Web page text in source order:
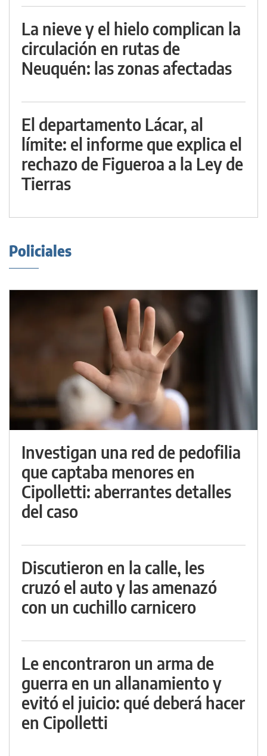
La nieve y el hielo complican la
circulación en rutas de
Neuquén: las zonas afectadas
El departamento Lácar, al
límite: el informe que explica el
rechazo de Figueroa a la Ley de
Tierras
Policiales
Investigan una red de pedofilia
que captaba menores en
Cipolletti: aberrantes detalles
del caso
Discutieron en la calle, les
cruzó el auto y las amenazó
con un cuchillo carnicero
Le encontraron un arma de
guerra en un allanamiento y
evitó el juicio: qué deberá hacer
en Cipolletti